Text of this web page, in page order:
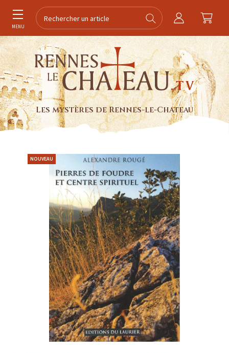
MENU
Les mystères de Rennes-le-Chateau
NOUVEAU